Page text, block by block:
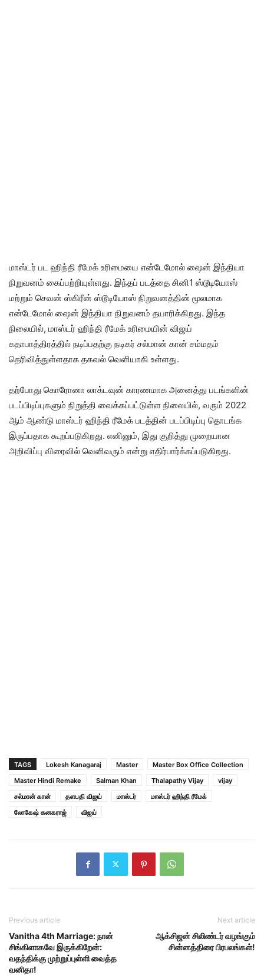
மாஸ்டர் பட ஹிந்தி ரீமேக் உரிமையை என்டேமோல் ஷைன் இந்தியா
நிறுவனம் கைப்பற்றியுள்ளது. இந்தப் படத்தை சினி1 ஸ்டூடியோஸ்
மற்றும் செவன் ஸ்கிரீன் ஸ்டூடியோஸ் நிறுவனத்தின் மூலமாக
என்டேமோல் ஷைன் இந்தியா நிறுவனம் தயாரிக்கிறது. இந்த
நிலையில், மாஸ்டர் ஹிந்தி ரீமேக் உரிமையின் விஜய்
கதாபாத்திரத்தில் நடிப்பதற்கு நடிகர் சல்மான் கான் சம்மதம்
தெரிவித்துள்ளதாக தகவல் வெளியாகி உள்ளது.
தற்போது கொரோனா லாக்டவுன் காரணமாக அனைத்து படங்களின்
படப்பிடிப்புகளும் நிறுத்தி வைக்கப்பட்டுள்ள நிலையில், வரும் 2022
ஆம் ஆண்டு மாஸ்டர் ஹிந்தி ரீமேக் படத்தின் படப்பிடிப்பு தொடங்க
இருப்பதாக கூறப்படுகிறது. எனினும், இது குறித்து முறையான
அறிவிப்பு விரைவில் வெளிவரும் என்று எதிர்பார்க்கப்படுகிறது.
TAGS Lokesh Kanagaraj Master
Master Box Office Collection
Master Hindi Remake
Salman Khan Thalapathy Vijay
vijay
சல்மான் கான்
தளபதி விஜய் மாஸ்டர்
மாஸ்டர் ஹிந்தி ரீமேக்
லோகேஷ் கனகராஜ்
விஜய்
Previous article
Vanitha 4th Marriage: நான்
சிங்கிளாகவே இருக்கிறேன்:
வதந்திக்கு முற்றுப்புள்ளி வைத்த
வனிதா!
Next article
ஆக்சிஜன் சிலிண்டர் வழங்கும்
சின்னத்திரை பிரபலங்கள்!